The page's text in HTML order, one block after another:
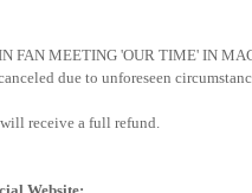
FAN MEETING 'OUR TIME' IN
due to unforeseen
receive a full refund.